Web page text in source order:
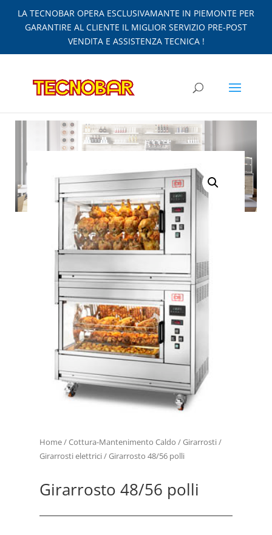
LA TECNOBAR OPERA ESCLUSIVAMANTE IN PIEMONTE PER
GARANTIRE AL CLIENTE IL MIGLIOR SERVIZIO PRE-POST
VENDITA E ASSISTENZA TECNICA !
Home/Cottura-Mantenimento Caldo /Girarrosti/
Girarrosti elettrici/ Girarrosto 48/56 polli
Girarrosto 48/56 polli